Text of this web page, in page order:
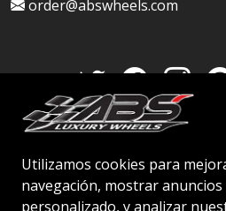
Utilizamos cookies para
navegación, mostrar
personalizado, y analizar
order@abswheels.com
Cuenta de